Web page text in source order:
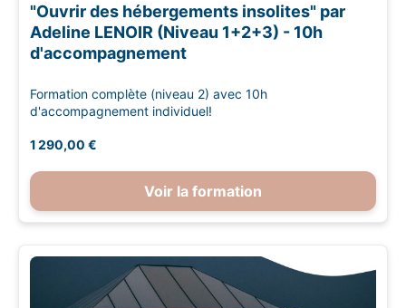
"Ouvrir des hébergements insolites" par
Adeline LENOIR (Niveau 1+2+3) - 10h
d'accompagnement
Formation complète (niveau 2) avec 10h
d'accompagnement individuel!
1 290,00 €
Voir la formation